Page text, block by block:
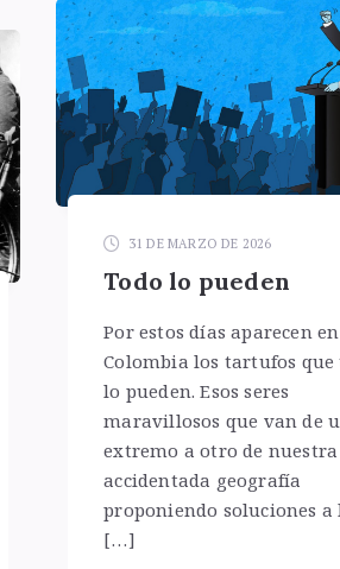
31 DE MARZO DE 2026
Todo lo pueden
Por estos días aparecen en
Colombia los tartufos que
lo pueden. Esos seres
maravillosos que van de
extremo a otro de nuestra
accidentada geografía
proponiendo soluciones a
[…]